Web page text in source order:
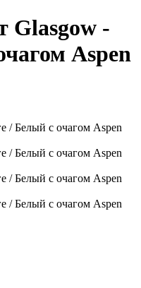
Glasgow -
Aspen